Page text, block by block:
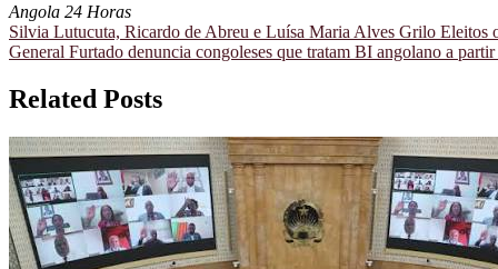
Angola 24 Horas
Navegação
de
artigos
Silvia Lutucuta, Ricardo de Abreu e Luísa Maria Alves Grilo Eleitos
General Furtado denuncia congoleses que tratam BI angolano a
Related Posts